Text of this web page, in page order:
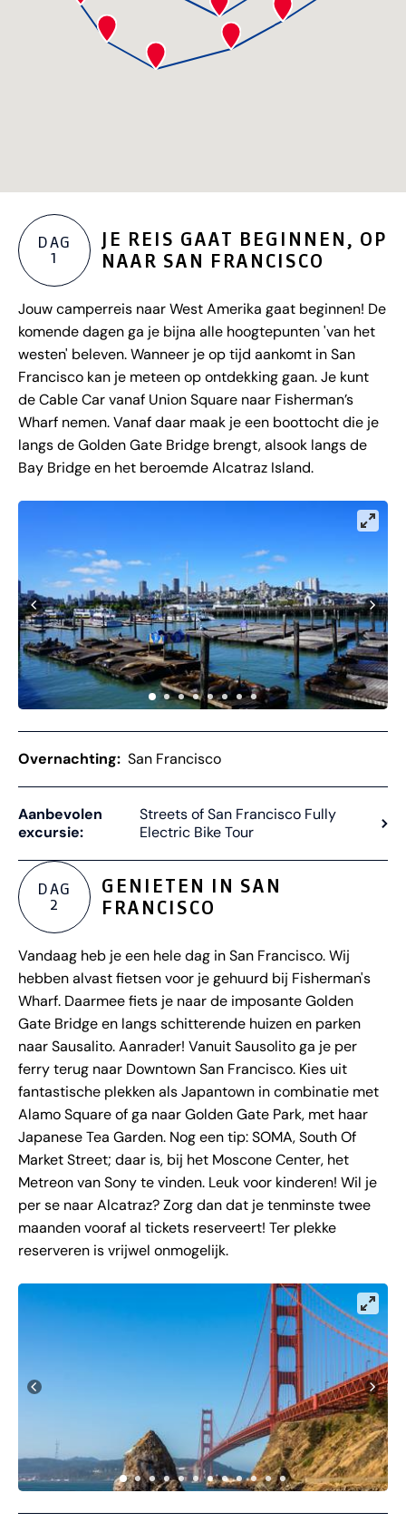
DAG
1
JE REIS GAAT BEGINNEN, OP
NAAR SAN FRANCISCO
Jouw camperreis naar West Amerika gaat beginnen! De
komende dagen ga je bijna alle hoogtepunten 'van het
westen' beleven. Wanneer je op tijd aankomt in San
Francisco kan je meteen op ontdekking gaan. Je kunt
de Cable Car vanaf Union Square naar Fisherman’s
Wharf nemen. Vanaf daar maak je een boottocht die je
langs de Golden Gate Bridge brengt, alsook langs de
Bay Bridge en het beroemde Alcatraz Island.
Overnachting: San Francisco
Aanbevolen
excursie:
Streets of San Francisco Fully
Electric Bike Tour
DAG
2
GENIETEN IN SAN
FRANCISCO
Vandaag heb je een hele dag in San Francisco. Wij
hebben alvast fietsen voor je gehuurd bij Fisherman's
Wharf. Daarmee fiets je naar de imposante Golden
Gate Bridge en langs schitterende huizen en parken
naar Sausalito. Aanrader! Vanuit Sausolito ga je per
ferry terug naar Downtown San Francisco. Kies uit
fantastische plekken als Japantown in combinatie met
Alamo Square of ga naar Golden Gate Park, met haar
Japanese Tea Garden. Nog een tip: SOMA, South Of
Market Street; daar is, bij het Moscone Center, het
Metreon van Sony te vinden. Leuk voor kinderen! Wil je
per se naar Alcatraz? Zorg dan dat je tenminste twee
maanden vooraf al tickets reserveert! Ter plekke
reserveren is vrijwel onmogelijk.